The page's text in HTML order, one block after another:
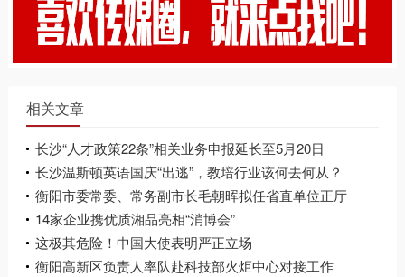
相关文章
长沙“人才政策22条”相关业务申报延长至5月20日
长沙温斯顿英语国庆“出逃”，教培行业该何去何从？
衡阳市委常委、常务副市长毛朝晖拟任省直单位正厅
级领导
14家企业携优质湘品亮相“消博会”
这极其危险！中国大使表明严正立场
衡阳高新区负责人率队赴科技部火炬中心对接工作